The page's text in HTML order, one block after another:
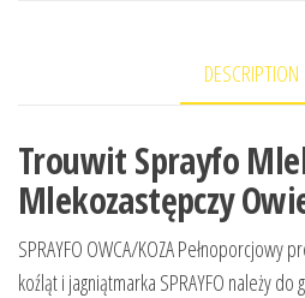
DESCRIPTION
Trouwit Sprayfo
Mlekozastępczy
SPRAYFO OWCA/KOZA Pełnoporcjowy
koźląt i jagniątmarka SPRAYFO należy